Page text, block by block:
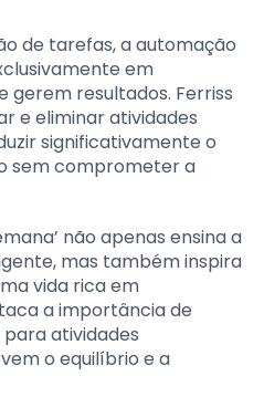
de tarefas, a automação
em
gerem resultados. Ferriss
e eliminar atividades
significativamente o
sem comprometer a
não apenas ensina a
mas também inspira
vida rica em
a importância de
atividades
o equilíbrio e a